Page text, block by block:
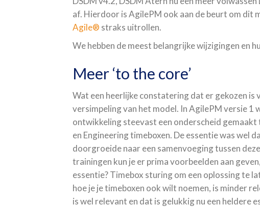
af. Hierdoor is AgilePM ook aan de beurt om dit
Agile® straks uitrollen.
We hebben de meest belangrijke wijzigingen en
Meer ‘to the core’
Wat een heerlijke constatering dat er gekozen is
versimpeling van het model. In AgilePM versie 1
ontwikkeling steevast een onderscheid gemaakt
en Engineering timeboxen. De essentie was wel
doorgroeide naar een samenvoeging tussen
trainingen kun je er prima voorbeelden aan
essentie? Timebox sturing om een oplossing te
hoe je je timeboxen ook wilt noemen, is minder
is wel relevant en dat is gelukkig nu een heldere